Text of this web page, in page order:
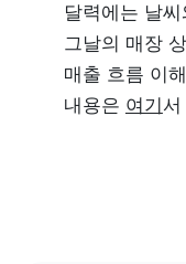
달력에는 날
그날의 매장
매출 흐름 이
내용은 여기